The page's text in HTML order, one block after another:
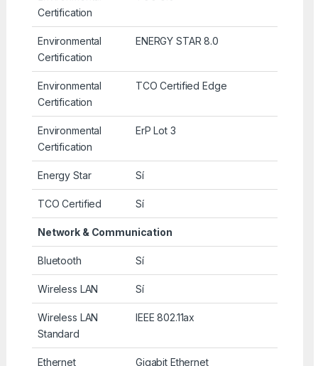
Certification
Environmental
Certification
ENERGY STAR 8.0
Environmental
Certification
TCO Certified Edge
Environmental
Certification
ErP Lot 3
Energy Star Sí
TCO Certified Sí
Network & Communication
Bluetooth Sí
Wireless LAN Sí
Wireless LAN
Standard
IEEE 802.11ax
Ethernet Gigabit Ethernet